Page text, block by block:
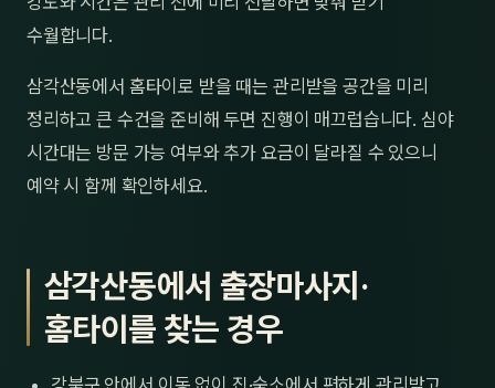
수월합니다.
삼각산동에서 홈타이로 받을 때는 관리받을 공간을 미리
정리하고 큰 수건을 준비해 두면 진행이 매끄럽습니다. 심야
시간대는 방문 가능 여부와 추가 요금이 달라질 수 있으니
예약 시 함께 확인하세요.
삼각산동에서 출장마사지·
홈타이를 찾는 경우